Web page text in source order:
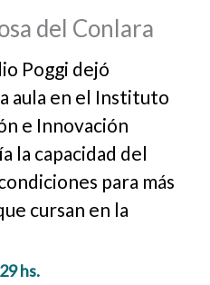
del Conlara
Poggi dejó
aula en el Instituto
e Innovación
la capacidad del
para más
cursan en la
hs.